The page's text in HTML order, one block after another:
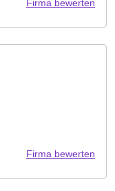
Firma bewerten
Firma bewerten